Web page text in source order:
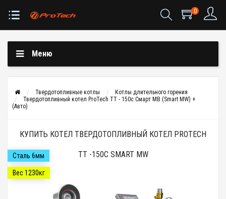
0
Меню
Твердотопливные котлы
Котлы длительного горения
Твердотопливный котел ProTech ТТ - 150с Смарт МВ (Smart MW) +
(Авто)
КУПИТЬ КОТЕЛ ТВЕРДОТОПЛИВНЫЙ КОТЕЛ PROTECH
ТТ -150С SMART MW
Сталь 6мм
Вес 1230кг